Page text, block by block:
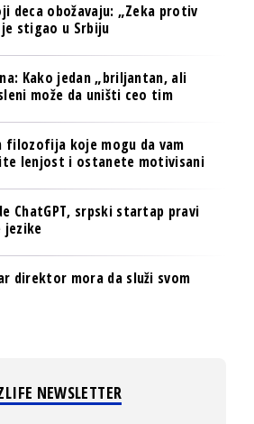
deca obožavaju: „Zeka protiv
stigao u Srbiju
Kako jedan „briljantan, ali
može da uništi ceo tim
filozofija koje mogu da vam
lenjost i ostanete motivisani
ChatGPT, srpski startap pravi
jezike
direktor mora da služi svom
NEWSLETTER